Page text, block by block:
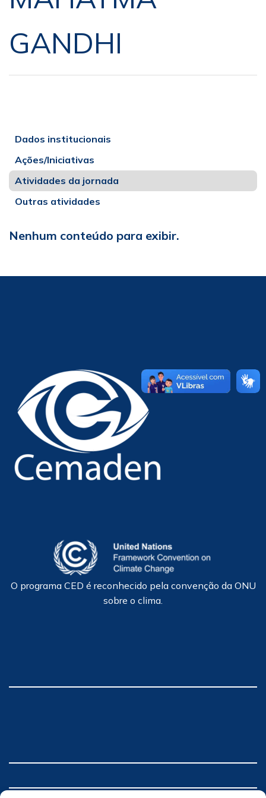
GANDHI
Dados institucionais
Ações/Iniciativas
Atividades da jornada
Outras atividades
Nenhum conteúdo para exibir.
O programa CED é reconhecido pela convenção da ONU
sobre o clima.